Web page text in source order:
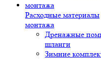
Расходные материалы
монтажа
Дренажные
шланги
Зимние